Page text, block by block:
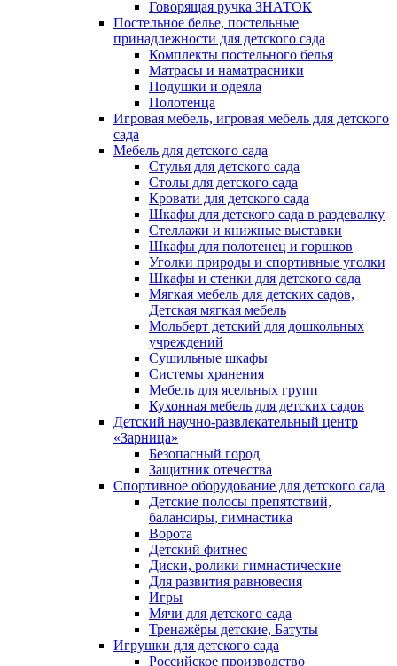
Говорящая ручка ЗНАТОК
Постельное белье, постельные
принадлежности для детского сада
Комплекты постельного белья
Матрасы и наматрасники
Подушки и одеяла
Полотенца
Игровая мебель, игровая мебель для детского
сада
Мебель для детского сада
Стулья для детского сада
Столы для детского сада
Кровати для детского сада
Шкафы для детского сада в раздевалку
Стеллажи и книжные выставки
Шкафы для полотенец и горшков
Уголки природы и спортивные уголки
Шкафы и стенки для детского сада
Мягкая мебель для детских садов,
Детская мягкая мебель
Мольберт детский для дошкольных
учреждений
Сушильные шкафы
Системы хранения
Мебель для ясельных групп
Кухонная мебель для детских садов
Детский научно-развлекательный центр
«Зарница»
Безопасный город
Защитник отечества
Спортивное оборудование для детского сада
Детские полосы препятствий,
балансиры, гимнастика
Ворота
Детский фитнес
Диски, ролики гимнастические
Для развития равновесия
Игры
Мячи для детского сада
Тренажёры детские, Батуты
Игрушки для детского сада
Российское производство